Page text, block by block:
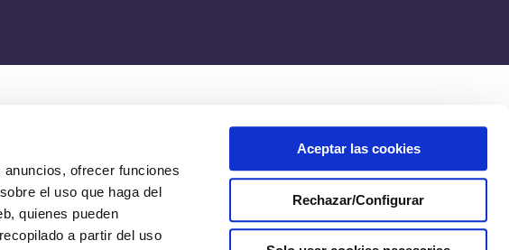
ofrecer funciones
el uso que haga del
quienes pueden
a partir del uso
Aceptar las cookies
Rechazar/Configurar